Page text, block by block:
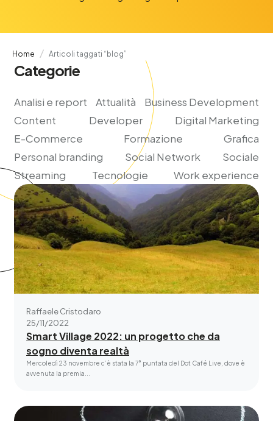
Home Articoli taggati “blog”
Categorie
Analisi e report Attualità
Business Development
Content
Developer
Digital Marketing
E-Commerce
Formazione
Grafica
Personal branding
Social Network
Sociale
Streaming
Tecnologie Work experience
Raffaele Cristodaro
25/11/2022
Smart Village 2022: un progetto che da
sogno diventa realtà
Mercoledì 23 novembre c’è stata la 7° puntata del Dot Café Live, dove è
avvenuta la premia...